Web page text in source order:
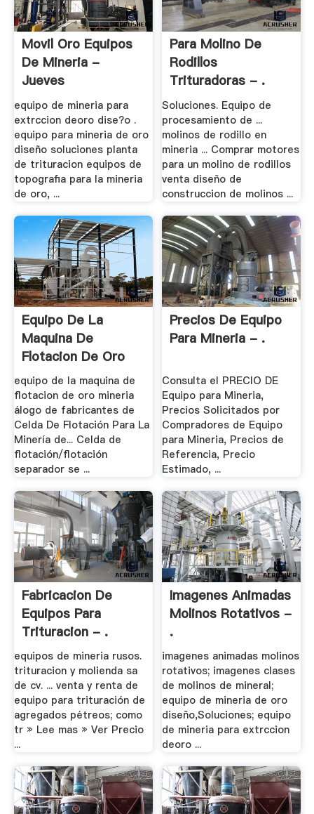
Movil Oro Equipos
De Mineria -
Jueves
equipo de mineria para
extrccion deoro dise?o .
equipo para mineria de oro
diseño soluciones planta
de trituracion equipos de
topografia para la mineria
de oro, ...
Para Molino De
Rodillos
Trituradoras - .
Soluciones. Equipo de
procesamiento de ...
molinos de rodillo en
mineria ... Comprar motores
para un molino de rodillos
venta diseño de
construccion de molinos ...
Equipo De La
Maquina De
Flotacion De Oro
Mineria
equipo de la maquina de
flotacion de oro mineria
álogo de fabricantes de
Celda De Flotación Para La
Minería de... Celda de
flotación/flotación
separador se ...
Precios De Equipo
Para Mineria - .
Consulta el PRECIO DE
Equipo para Mineria,
Precios Solicitados por
Compradores de Equipo
para Mineria, Precios de
Referencia, Precio
Estimado, ...
Fabricacion De
Equipos Para
Trituracion - .
equipos de mineria rusos.
trituracion y molienda sa
de cv. ... venta y renta de
equipo para trituración de
agregados pétreos; como
tr » Lee mas » Ver Precio
...
Imagenes Animadas
Molinos Rotativos -
.
imagenes animadas molinos
rotativos; imagenes clases
de molinos de mineral;
equipo de mineria de oro
diseño,Soluciones; equipo
de mineria para extrccion
deoro ...